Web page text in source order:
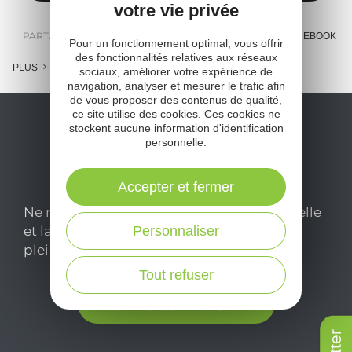
PARTAGER : FACEBOOK
PLUS
Ne manquez pas notre newsletter mensuelle
et laissez-vous inspirer pour profiter
pleinement de votre séjour en Aveyron.
Je m'abonne ici
votre vie privée
Pour un fonctionnement optimal, vous offrir
des fonctionnalités relatives aux réseaux
sociaux, améliorer votre expérience de
navigation, analyser et mesurer le trafic afin
de vous proposer des contenus de qualité,
ce site utilise des cookies. Ces cookies ne
stockent aucune information d'identification
personnelle.
Tout refuser
Personnaliser
Accepter et fermer